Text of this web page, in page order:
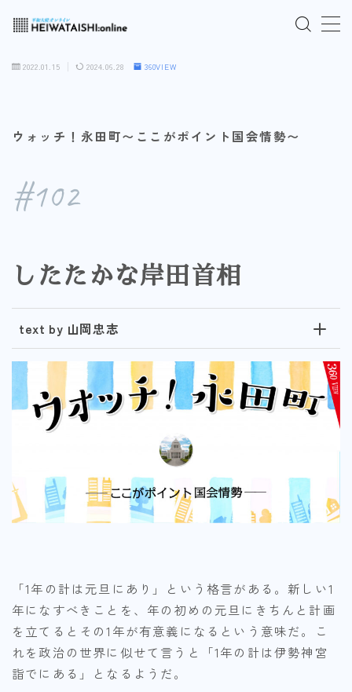
「HEIWATAISHI:online」について
よくあるご質問
お問い合わせ
2022.01.15 2024.06.28 360VIEW
ウォッチ！永田町〜ここがポイント国会情勢〜
#102
したたかな岸田首相
text by 山岡忠志
「1年の計は元旦にあり」という格言がある。新しい1
年になすべきことを、年の初めの元旦にきちんと計画
を立てるとその1年が有意義になるという意味だ。こ
れを政治の世界に似せて言うと「1年の計は伊勢神宮
詣でにある」となるようだ。